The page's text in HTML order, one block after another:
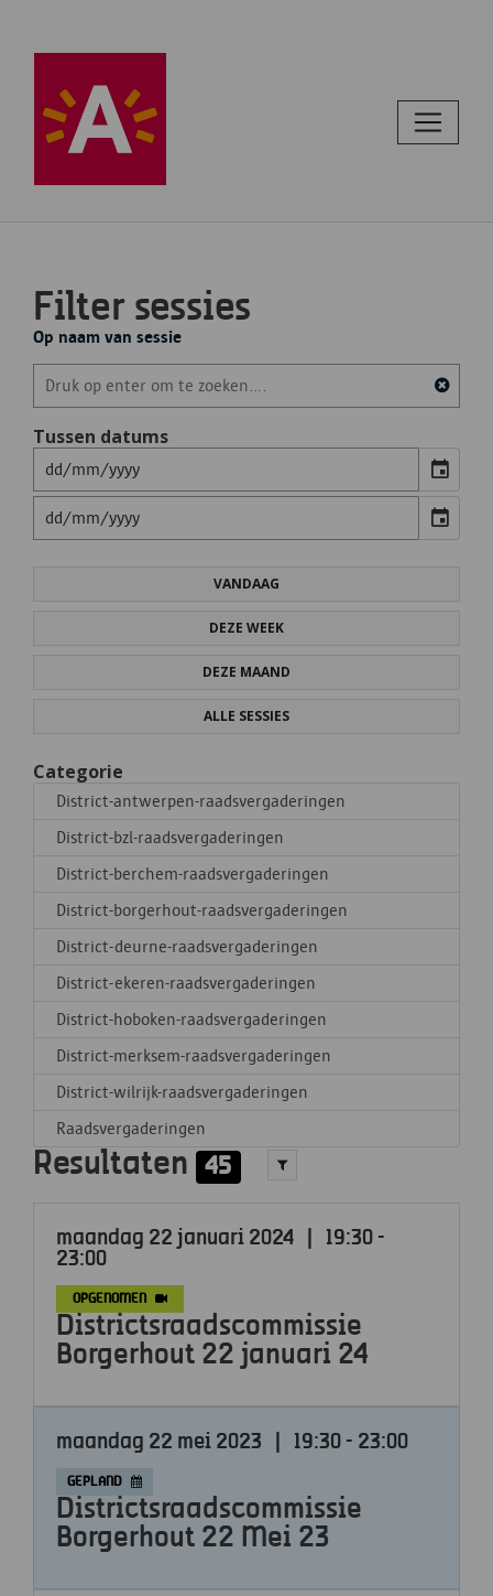
Filter sessies
Op naam van sessie
Tussen datums
event
event
VANDAAG
DEZE WEEK
DEZE MAAND
ALLE SESSIES
Categorie
District-antwerpen-raadsvergaderingen
District-bzl-raadsvergaderingen
District-berchem-raadsvergaderingen
District-borgerhout-raadsvergaderingen
District-deurne-raadsvergaderingen
District-ekeren-raadsvergaderingen
District-hoboken-raadsvergaderingen
District-merksem-raadsvergaderingen
District-wilrijk-raadsvergaderingen
Raadsvergaderingen
Resultaten 45
maandag 22 januari 2024
19:30 -
23:00
OPGENOMEN
Districtsraadscommissie
Borgerhout 22 januari 24
maandag 22 mei 2023 19:30 - 23:00
GEPLAND
Districtsraadscommissie
Borgerhout 22 Mei 23